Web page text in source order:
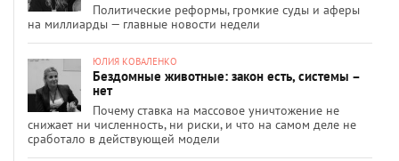
Политические реформы, громкие суды и аферы
на миллиарды — главные новости недели
ЮЛИЯ КОВАЛЕНКО
Бездомные животные: закон есть, системы –
нет
Почему ставка на массовое уничтожение не
снижает ни численность, ни риски, и что на самом деле не
сработало в действующей модели